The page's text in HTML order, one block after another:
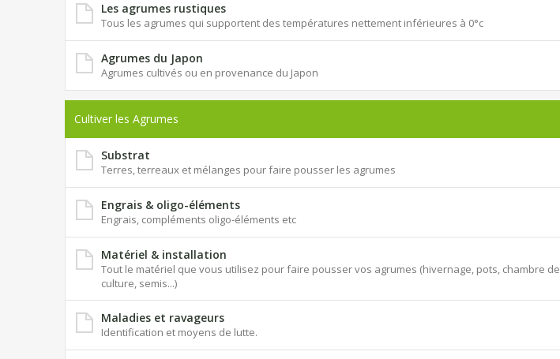
Les agrumes rustiques
Tous les agrumes qui supportent des températures nettement inférieures à 0°c
Agrumes du Japon
Agrumes cultivés ou en provenance du Japon
Cultiver les Agrumes
Substrat
Terres, terreaux et mélanges pour faire pousser les agrumes
Engrais & oligo-éléments
Engrais, compléments oligo-éléments etc
Matériel & installation
Tout le matériel que vous utilisez pour faire pousser vos agrumes (hivernage, pots, chambre de
culture, semis...)
Maladies et ravageurs
Identification et moyens de lutte.